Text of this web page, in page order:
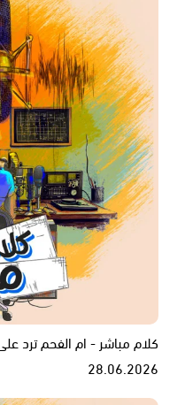
كلام مباشر - ام الفحم ترد
28.06.2026